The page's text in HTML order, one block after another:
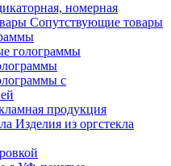
номерная
Сопутствующие товары
голограммы
с
продукция
Изделия из оргстекла